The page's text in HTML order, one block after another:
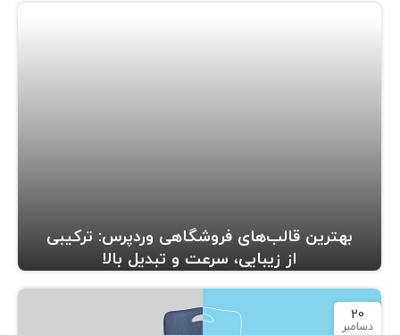
بهترین قالب‌های فروشگاهی وردپرس: ترکیبی
از زیبایی، سرعت و تبدیل بالا
20
دسامبر